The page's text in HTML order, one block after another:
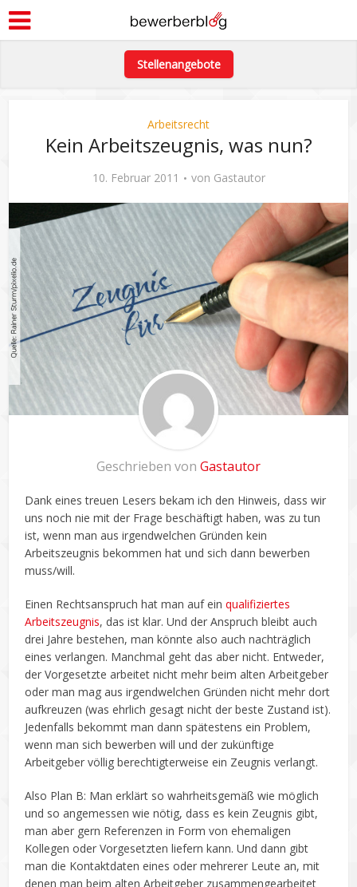
Stellenangebote
Arbeitsrecht
Kein Arbeitszeugnis, was nun?
10. Februar 2011 von Gastautor
Geschrieben von Gastautor
Dank eines treuen Lesers bekam ich den Hinweis, dass wir
uns noch nie mit der Frage beschäftigt haben, was zu tun
ist, wenn man aus irgendwelchen Gründen kein
Arbeitszeugnis bekommen hat und sich dann bewerben
muss/will.
Einen Rechtsanspruch hat man auf einqualifiziertes
Arbeitszeugnis, das ist klar. Und der Anspruch bleibt auch
drei Jahre bestehen, man könnte also auch nachträglich
eines verlangen. Manchmal geht das aber nicht. Entweder,
der Vorgesetzte arbeitet nicht mehr beim alten Arbeitgeber
oder man mag aus irgendwelchen Gründen nicht mehr dort
aufkreuzen (was ehrlich gesagt nicht der beste Zustand ist).
Jedenfalls bekommt man dann spätestens ein Problem,
wenn man sich bewerben will und der zukünftige
Arbeitgeber völlig berechtigterweise ein Zeugnis verlangt.
Also Plan B: Man erklärt so wahrheitsgemäß wie möglich
und so angemessen wie nötig, dass es kein Zeugnis gibt,
man aber gern Referenzen in Form von ehemaligen
Kollegen oder Vorgesetzten liefern kann. Und dann gibt
man die Kontaktdaten eines oder mehrerer Leute an, mit
denen man beim alten Arbeitgeber zusammengearbeitet